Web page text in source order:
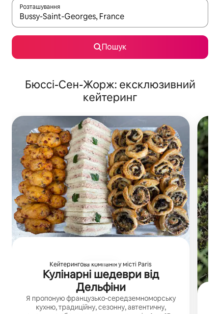
Розташування
Отримавши результати пошуку, використовуйте для
Пошук
Бюссі-Сен-Жорж: ексклюзивний
кейтеринг
Кейтерингова компанія у місті Paris
Кулінарні шедеври від
Дельфіни
Я пропоную французько-середземноморську
кухню, традиційну, сезонну, автентичну,